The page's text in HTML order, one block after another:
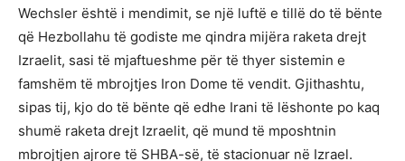
Wechsler është i mendimit, se një luftë e tillë do të bënte
që Hezbollahu të godiste me qindra mijëra raketa drejt
Izraelit, sasi të mjaftueshme për të thyer sistemin e
famshëm të mbrojtjes Iron Dome të vendit. Gjithashtu,
sipas tij, kjo do të bënte që edhe Irani të lëshonte po kaq
shumë raketa drejt Izraelit, që mund të mposhtnin
mbrojtjen ajrore të SHBA-së, të stacionuar në Izrael.